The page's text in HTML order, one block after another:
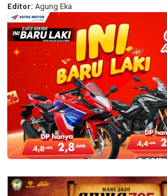
Editor: Agung Eka